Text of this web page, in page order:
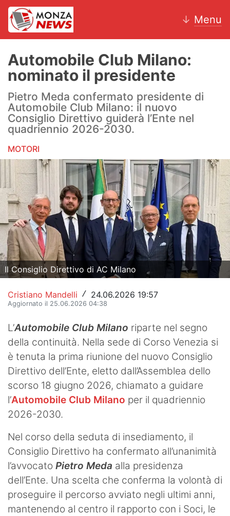
↓ Menu
AC Monza
Calcio
Motori
Volley
Hockey
Altri sport
Hockey
Pallanuoto
Pallamano
News
Turismo
Eventi
Automobile Club Milano:
nominato il presidente
Pietro Meda confermato presidente di
Automobile Club Milano: il nuovo
Consiglio Direttivo guiderà l’Ente nel
quadriennio 2026-2030.
MOTORI
Il Consiglio Direttivo di AC Milano
Cristiano Mandelli / 24.06.2026 19:57
Aggiornato il 25.06.2026 04:38
L’Automobile Club Milano riparte nel segno
della continuità. Nella sede di Corso Venezia si
è tenuta la prima riunione del nuovo Consiglio
Direttivo dell’Ente, eletto dall’Assemblea dello
scorso 18 giugno 2026, chiamato a guidare
l’Automobile Club Milano per il quadriennio
2026-2030.
Nel corso della seduta di insediamento, il
Consiglio Direttivo ha confermato all’unanimità
l’avvocato Pietro Meda alla presidenza
dell’Ente. Una scelta che conferma la volontà di
proseguire il percorso avviato negli ultimi anni,
mantenendo al centro il rapporto con i Soci, le